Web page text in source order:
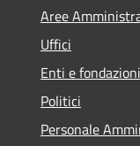
Aree
Uffici
Enti e fondazioni
Politici
Personale